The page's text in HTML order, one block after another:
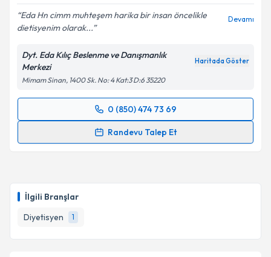
İlgili Branşlar
Diyetisyen
1
Eda Hn cimm muhteşem harika bir insan öncelikle
dietisyenim olarak...
Devamı
Dyt. Eda Kılıç Beslenme ve Danışmanlık
Merkezi
Haritada Göster
Mimam Sinan, 1400 Sk. No: 4 Kat:3 D:6 35220
0 (850) 474 73 69
Randevu Talep Et
Randevu Takvimi Talebi
E-posta Adresiniz